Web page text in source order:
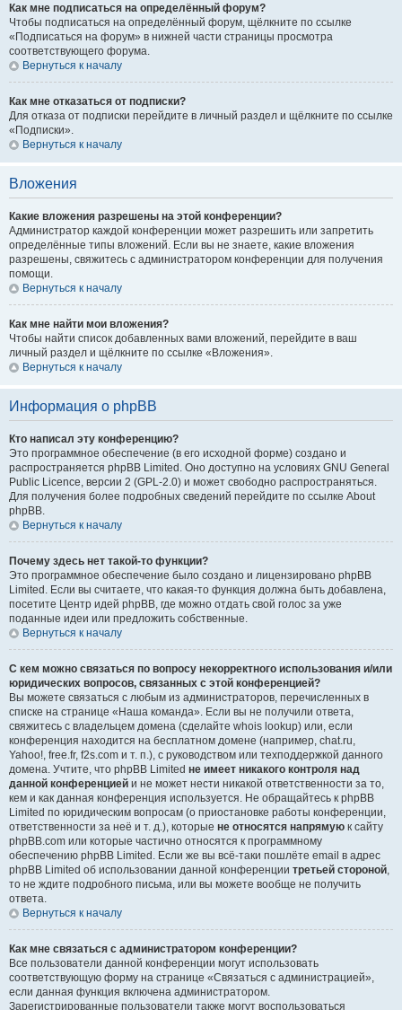
Как мне подписаться на определённый форум?
Чтобы подписаться на определённый форум, щёлкните по ссылке
«Подписаться на форум» в нижней части страницы просмотра
соответствующего форума.
Вернуться к началу
Как мне отказаться от подписки?
Для отказа от подписки перейдите в личный раздел и щёлкните по ссылке
«Подписки».
Вернуться к началу
Вложения
Какие вложения разрешены на этой конференции?
Администратор каждой конференции может разрешить или запретить
определённые типы вложений. Если вы не знаете, какие вложения
разрешены, свяжитесь с администратором конференции для получения
помощи.
Вернуться к началу
Как мне найти мои вложения?
Чтобы найти список добавленных вами вложений, перейдите в ваш
личный раздел и щёлкните по ссылке «Вложения».
Вернуться к началу
Информация о phpBB
Кто написал эту конференцию?
Это программное обеспечение (в его исходной форме) создано и
распространяется phpBB Limited. Оно доступно на условиях GNU General
Public Licence, версии 2 (GPL-2.0) и может свободно распространяться.
Для получения более подробных сведений перейдите по ссылке About
phpBB.
Вернуться к началу
Почему здесь нет такой-то функции?
Это программное обеспечение было создано и лицензировано phpBB
Limited. Если вы считаете, что какая-то функция должна быть добавлена,
посетите Центр идей phpBB, где можно отдать свой голос за уже
поданные идеи или предложить собственные.
Вернуться к началу
С кем можно связаться по вопросу некорректного использования и/или
юридических вопросов, связанных с этой конференцией?
Вы можете связаться с любым из администраторов, перечисленных в
списке на странице «Наша команда». Если вы не получили ответа,
свяжитесь с владельцем домена (сделайте whois lookup) или, если
конференция находится на бесплатном домене (например, chat.ru,
Yahoo!, free.fr, f2s.com и т. п.), с руководством или техподдержкой данного
домена. Учтите, что phpBB Limited не имеет никакого контроля над
данной конференцией и не может нести никакой ответственности за то,
кем и как данная конференция используется. Не обращайтесь к phpBB
Limited по юридическим вопросам (о приостановке работы конференции,
ответственности за неё и т. д.), которые не относятся напрямую к сайту
phpBB.com или которые частично относятся к программному
обеспечению phpBB Limited. Если же вы всё-таки пошлёте email в адрес
phpBB Limited об использовании данной конференции третьей стороной,
то не ждите подробного письма, или вы можете вообще не получить
ответа.
Вернуться к началу
Как мне связаться с администратором конференции?
Все пользователи данной конференции могут использовать
соответствующую форму на странице «Связаться с администрацией»,
если данная функция включена администратором.
Зарегистрированные пользователи также могут воспользоваться